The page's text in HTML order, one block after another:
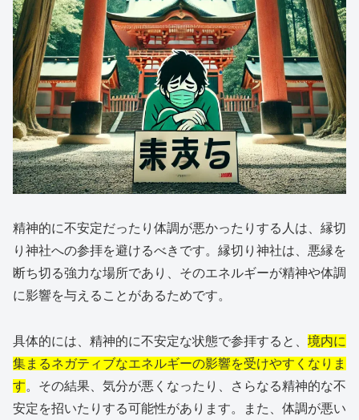
精神的に不安定だったり体調が悪かったりする人は、縁切
り神社への参拝を避けるべきです。縁切り神社は、悪縁を
断ち切る強力な場所であり、そのエネルギーが精神や体調
に影響を与えることがあるためです。
具体的には、精神的に不安定な状態で参拝すると、 境内に
集まるネガティブなエネルギーの影響を受けやすくなりま
す。その結果、気分が悪くなったり、さらなる精神的な不
安定を招いたりする可能性があります。また、体調が悪い